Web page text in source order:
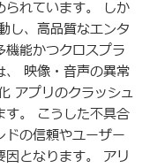
られています。 しか
し、高品質なエンタ
能かつクロスプラ
、 映像・音声の異常
アプリのクラッシュ
す。 こうした不具合
の信頼やユーザー
となります。 アリ